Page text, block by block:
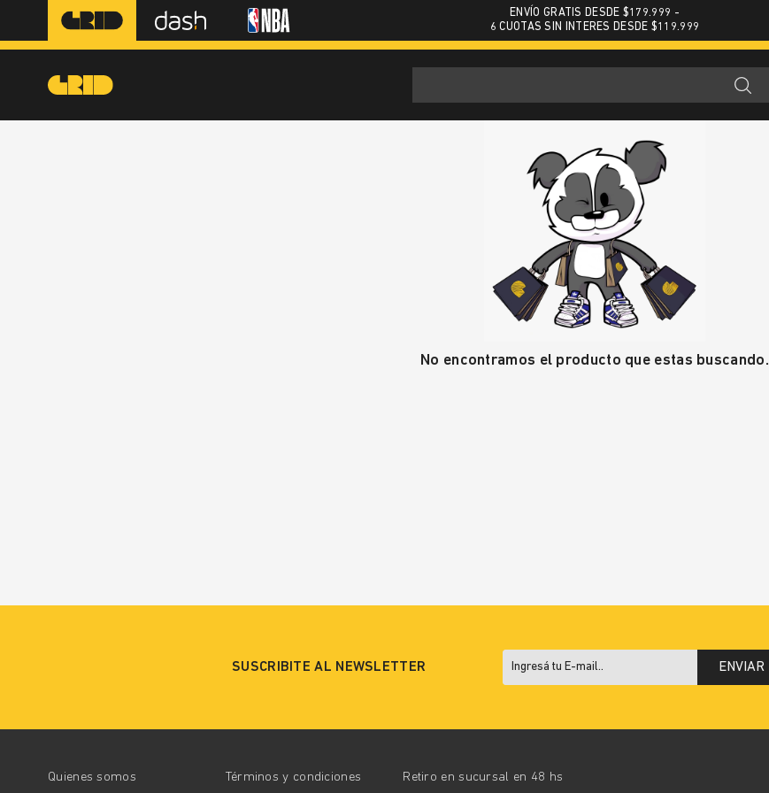
ENVÍO GRATIS DESDE $179.999 -
6 CUOTAS SIN INTERES DESDE $119.999
No encontramos el producto que estas buscando.
SUSCRIBITE AL NEWSLETTER ENVIAR
Quienes somos Términos y condiciones Retiro en sucursal en 48 hs